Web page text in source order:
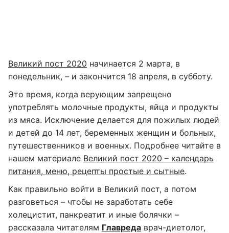
Великий пост 2020 начинается 2 марта, в
понедельник, – и закончится 18 апреля, в субботу.
Это время, когда верующим запрещено
употреблять молочные продукты, яйца и продукты
из мяса. Исключение делается для пожилых людей
и детей до 14 лет, беременных женщин и больных,
путешественников и военных. Подробнее читайте в
нашем материале Великий пост 2020 – календарь
питания, меню, рецепты простые и сытные.
Как правильно войти в Великий пост, а потом
разговеться – чтобы не заработать себе
холецистит, панкреатит и иные болячки –
рассказала читателям Главреда врач-диетолог,